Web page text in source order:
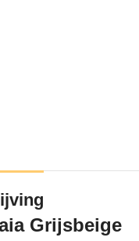
Grijsbeige